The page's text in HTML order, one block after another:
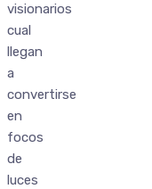
visionarios
cual
llegan
a
convertirse
en
focos
de
luces